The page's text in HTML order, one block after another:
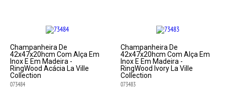
Champanheira De
42x47x20hcm Com Alça Em
Inox E Em Madeira -
RingWood Acácia La Ville
Collection
073484
Champanheira De
42x47x20hcm Com Alça Em
Inox E Em Madeira -
RingWood Ivory La Ville
Collection
073483